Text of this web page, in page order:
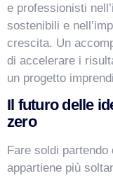
e professionisti
sostenibili e
crescita. Un
di accelerare i
un progetto
Il futuro delle
zero
Fare soldi
appartiene più